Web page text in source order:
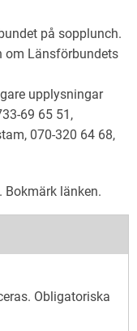
på sopplunch.
om Länsförbundets
upplysningar
69 65 51,
070-320 64 68,
. Bokmärk länken.
Obligatoriska